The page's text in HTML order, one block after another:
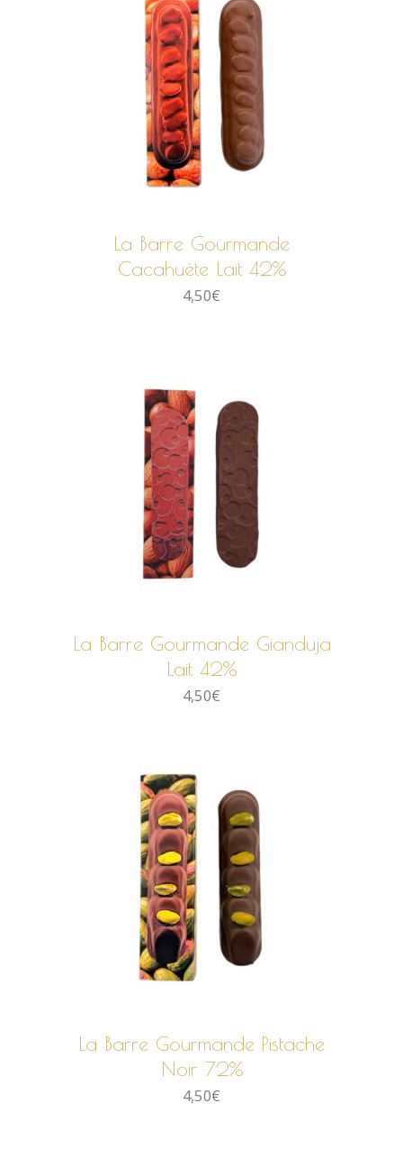
La Barre Gourmande
Cacahuète Lait 42%
4,50€
La Barre Gourmande Gianduja
Lait 42%
4,50€
La Barre Gourmande Pistache
Noir 72%
4,50€